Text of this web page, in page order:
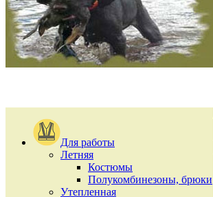
Для работы
Летняя
Костюмы
Полукомбинезоны, брюки
Утепленная